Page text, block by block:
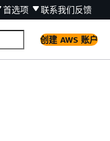
首选项 联系我们反馈
创建 AWS 账户